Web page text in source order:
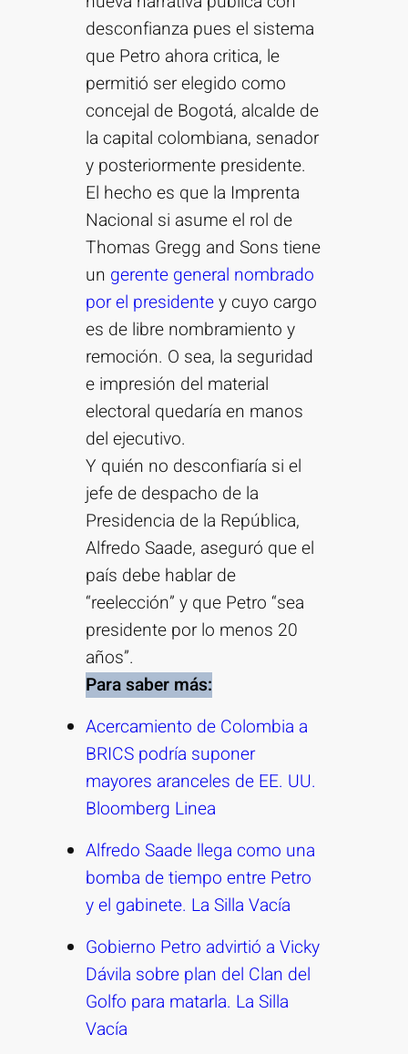
desconfianza pues el sistema
que Petro ahora critica, le
permitió ser elegido como
concejal de Bogotá, alcalde de
la capital colombiana, senador
y posteriormente presidente.
El hecho es que la Imprenta
Nacional si asume el rol de
Thomas Gregg and Sons tiene
un gerente general nombrado
por el presidentey cuyo cargo
es de libre nombramiento y
remoción. O sea, la seguridad
e impresión del material
electoral quedaría en manos
del ejecutivo.
Y quién no desconfiaría si el
jefe de despacho de la
Presidencia de la República,
Alfredo Saade, aseguró que el
país debe hablar de
“reelección” y que Petro “sea
presidente por lo menos 20
años”.
Para saber más:
Acercamiento de Colombia a
BRICS podría suponer
mayores aranceles de EE. UU.
Bloomberg Linea
Alfredo Saade llega como una
bomba de tiempo entre Petro
y el gabinete. La Silla Vacía
Gobierno Petro advirtió a Vicky
Dávila sobre plan del Clan del
Golfo para matarla. La Silla
Vacía